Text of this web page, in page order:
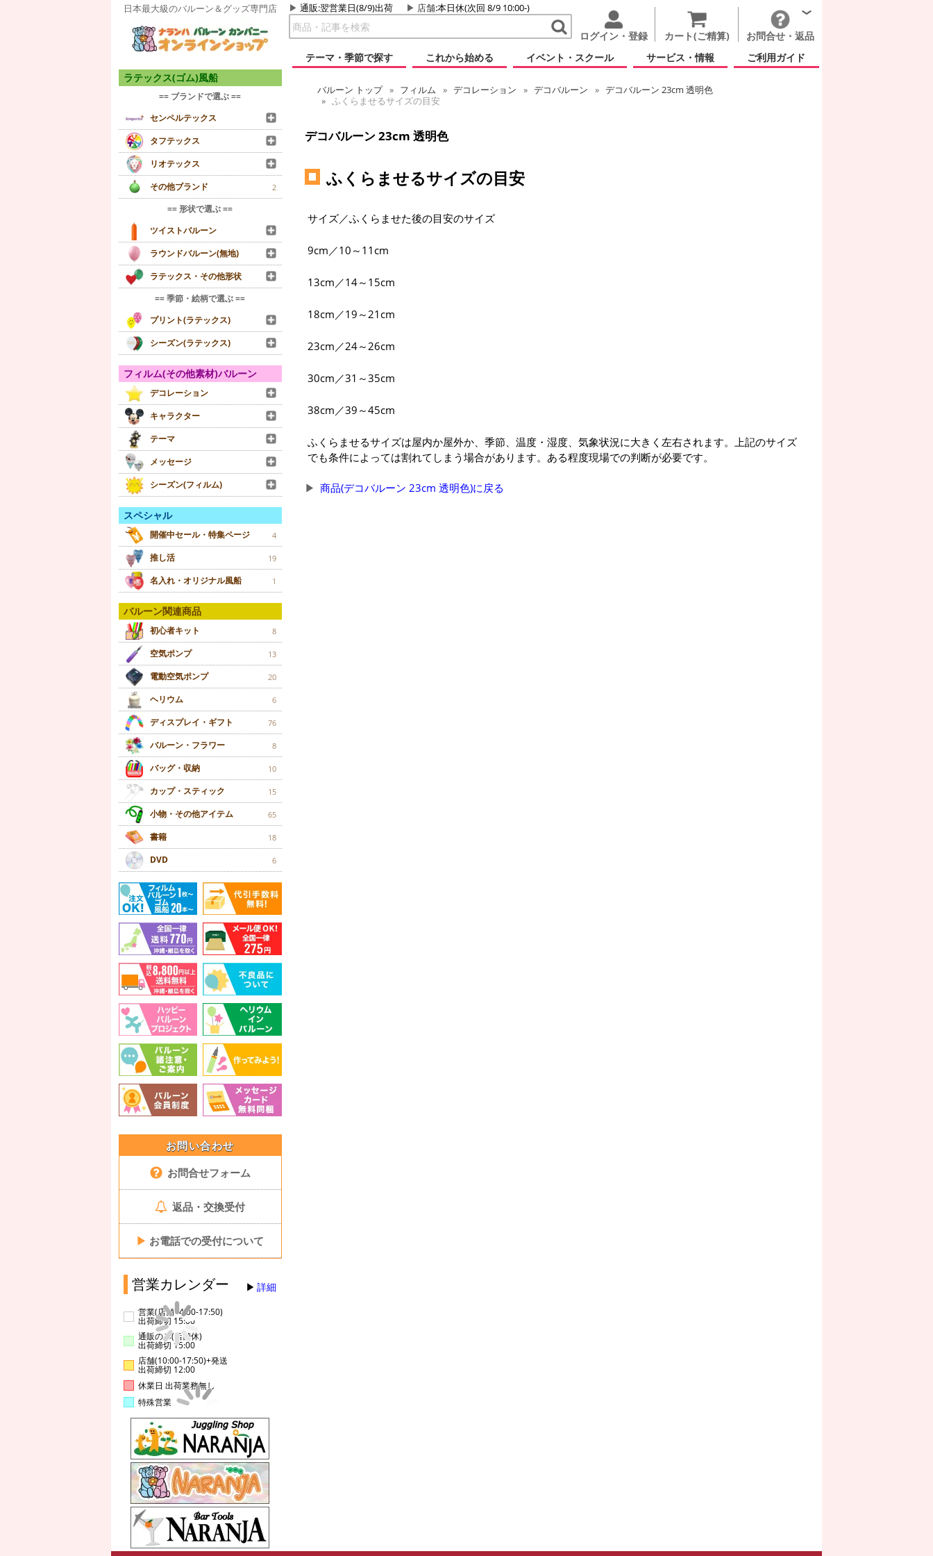
日本最大級のバルーン＆グッズ専門店 通販:翌営業日(8/9)出荷 店舗:本日休(次回 8/9 10:00-)
ログイン・登録 カート(ご精算)
お問合せ・返品
テーマ・季節で探す
これから始める イベント・スクール サービス・情報 ご利用ガイド
ラテックス(ゴム)風船
== ブランドで選ぶ ==
センペルテックス
タフテックス
リオテックス
その他ブランド
2
== 形状で選ぶ ==
ツイストバルーン
ラウンドバルーン(無地)
ラテックス・その他形状
== 季節・絵柄で選ぶ ==
プリント(ラテックス)
シーズン(ラテックス)
フィルム(その他素材)バルーン
デコレーション
キャラクター
テーマ
メッセージ
シーズン(フィルム)
スペシャル
開催中セール・特集ページ 4
推し活 19
名入れ・オリジナル風船 1
バルーン関連商品
初心者キット 8
空気ポンプ 13
電動空気ポンプ 20
ヘリウム 6
ディスプレイ・ギフト 76
バルーン・フラワー 8
バッグ・収納 10
カップ・スティック 15
小物・その他アイテム 65
書籍 18
DVD 6
お問い合わせ
お問合せフォーム
返品・交換受付
▶ お電話での受付について
営業カレンダー 詳細
営業(店舗14:00-17:50)
出荷締切 15:00
通販のみ(店舗休)
出荷締切 15:00
店舗(10:00-17:50)+発送
出荷締切 12:00
休業日 出荷業務無し
特殊営業
バルーン トップ フィルム デコレーション デコバルーン
デコバルーン 23cm 透明色
ふくらませるサイズの目安
デコバルーン 23cm 透明色
ふくらませるサイズの目安
サイズ／ふくらませた後の目安のサイズ
9cm／10～11cm
13cm／14～15cm
18cm／19～21cm
23cm／24～26cm
30cm／31～35cm
38cm／39～45cm
ふくらませるサイズは屋内か屋外か、季節、温度・湿度、気象状況に大きく左右されます。上記のサイズ
でも条件によっては割れてしまう場合があります。ある程度現場での判断が必要です。
商品(デコバルーン 23cm 透明色)に戻る